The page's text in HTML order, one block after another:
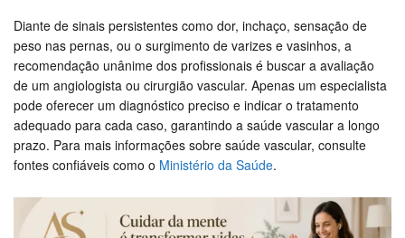
Diante de sinais persistentes como dor, inchaço, sensação de
peso nas pernas, ou o surgimento de varizes e vasinhos, a
recomendação unânime dos profissionais é buscar a avaliação
de um angiologista ou cirurgião vascular. Apenas um especialista
pode oferecer um diagnóstico preciso e indicar o tratamento
adequado para cada caso, garantindo a saúde vascular a longo
prazo. Para mais informações sobre saúde vascular, consulte
fontes confiáveis como o Ministério da Saúde.